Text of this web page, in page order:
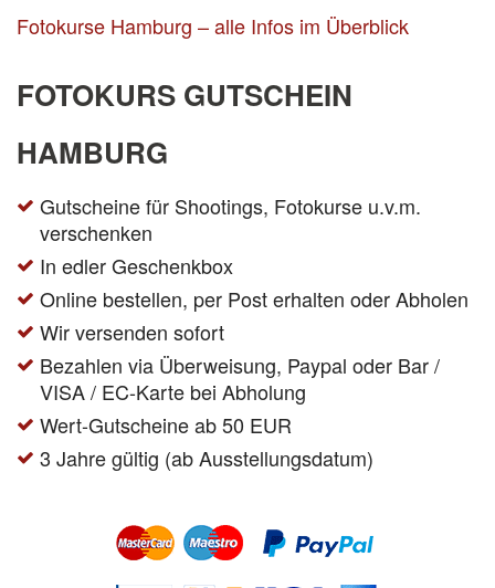
Fotokurse Hamburg – alle Infos im Überblick
FOTOKURS GUTSCHEIN
HAMBURG
Gutscheine für Shootings, Fotokurse u.v.m.
verschenken
In edler Geschenkbox
Online bestellen, per Post erhalten oder Abholen
Wir versenden sofort
Bezahlen via Überweisung, Paypal oder Bar /
VISA / EC-Karte bei Abholung
Wert-Gutscheine ab 50 EUR
3 Jahre gültig (ab Ausstellungsdatum)